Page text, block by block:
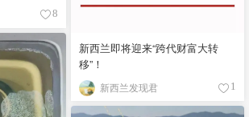
8
新西兰即将迎来“跨代财富大转
移”！
新西兰发现君 1